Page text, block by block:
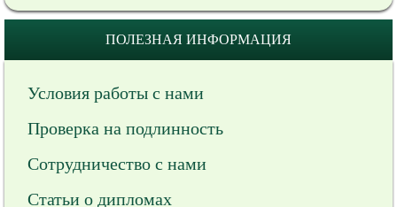
ПОЛЕЗНАЯ ИНФОРМАЦИЯ
Условия работы с нами
Проверка на подлинность
Сотрудничество с нами
Статьи о дипломах